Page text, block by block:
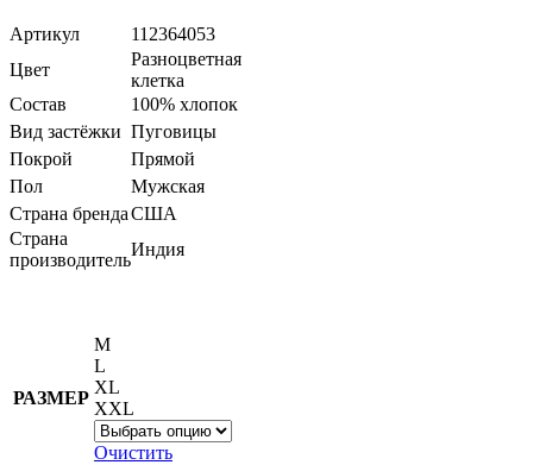
Артикул
112364053
Цвет
Разноцветная
клетка
Состав
100% хлопок
Вид застёжки Пуговицы
Покрой
Прямой
Пол
Мужская
Страна брендаСША
Страна
производитель
Индия
РАЗМЕР
M
L
XL
XXL
Очистить